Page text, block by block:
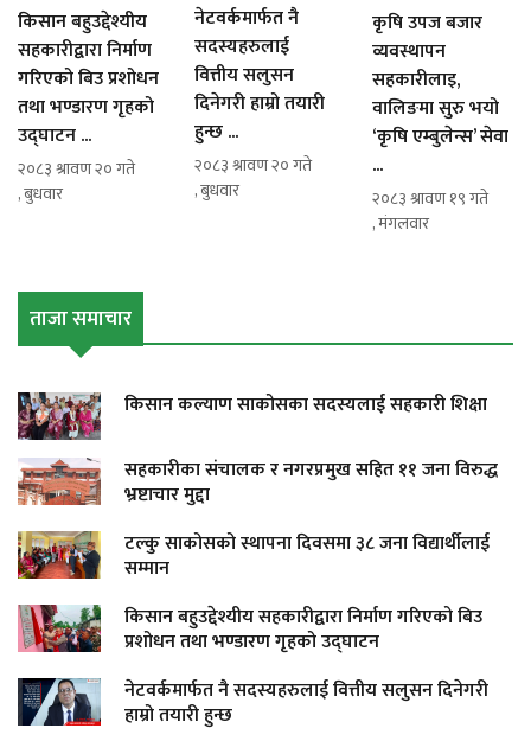
किसान बहुउद्देश्यीय
सहकारीद्वारा निर्माण
गरिएको बिउ प्रशोधन
तथा भण्डारण गृहको
उद्घाटन ...
२०८३ श्रावण २० गते
, बुधवार
नेटवर्कमार्फत नै
सदस्यहरुलाई
वित्तीय सलुसन
दिनेगरी हाम्रो तयारी
हुन्छ ...
२०८३ श्रावण २० गते
, बुधवार
कृषि उपज बजार
व्यवस्थापन
सहकारीलाइ,
वालिङमा सुरु भयो
‘कृषि एम्बुलेन्स’ सेवा
...
२०८३ श्रावण १९ गते
, मंगलवार
ताजा समाचार
किसान कल्याण साकोसका सदस्यलाई सहकारी शिक्षा
सहकारीका संचालक र नगरप्रमुख सहित ११ जना विरुद्ध
भ्रष्टाचार मुद्दा
टल्कु साकोसको स्थापना दिवसमा ३८ जना विद्यार्थीलाई
सम्मान
किसान बहुउद्देश्यीय सहकारीद्वारा निर्माण गरिएको बिउ
प्रशोधन तथा भण्डारण गृहको उद्घाटन
नेटवर्कमार्फत नै सदस्यहरुलाई वित्तीय सलुसन दिनेगरी
हाम्रो तयारी हुन्छ